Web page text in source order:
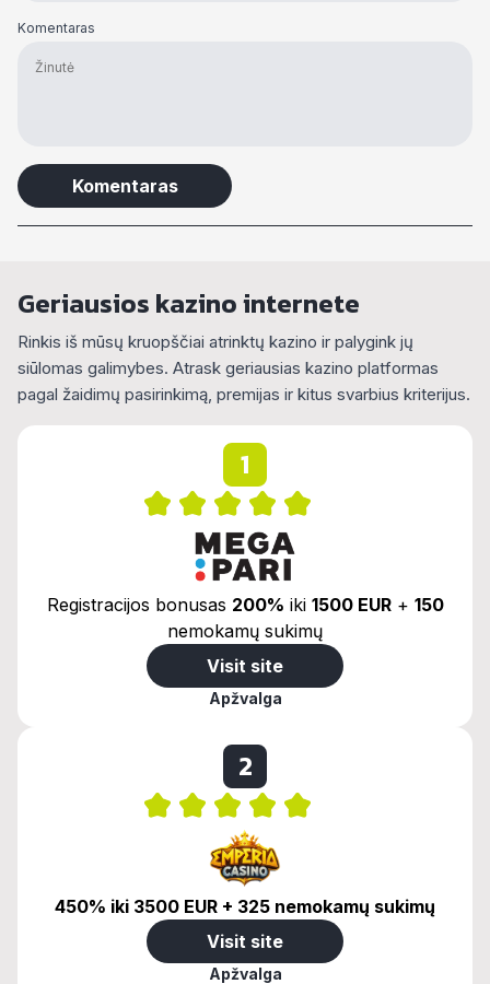
Komentaras
Geriausios kazino internete
Rinkis iš mūsų kruopščiai atrinktų kazino ir palygink jų
siūlomas galimybes. Atrask geriausias kazino platformas
pagal žaidimų pasirinkimą, premijas ir kitus svarbius kriterijus.
1
Registracijos bonusas 200% iki 1500 EUR+ 150
nemokamų sukimų
Visit site
Apžvalga
2
450% iki 3500 EUR + 325 nemokamų sukimų
Visit site
Apžvalga